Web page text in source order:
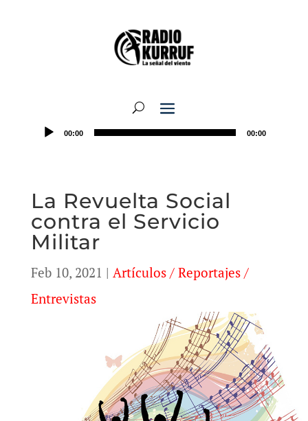
00:00 00:00
La Revuelta Social
contra el Servicio
Militar
Feb 10, 2021 | Artículos / Reportajes /
Entrevistas